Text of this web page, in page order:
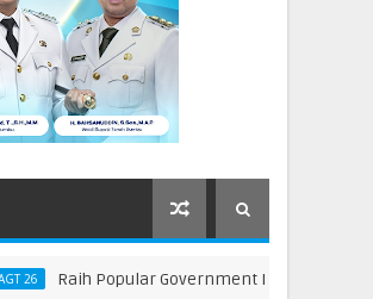
Raih Popular Government Institutions Award